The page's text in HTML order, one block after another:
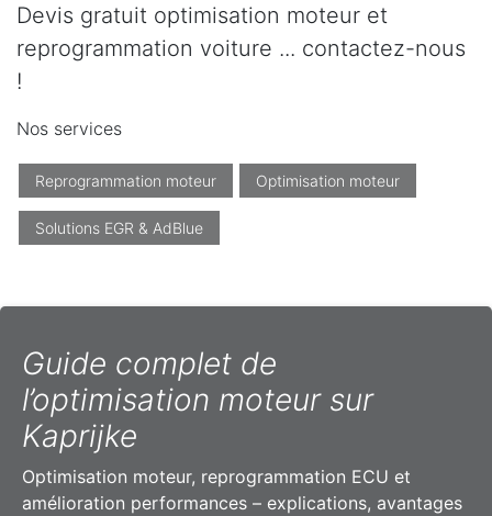
Devis gratuit optimisation moteur et
reprogrammation voiture ... contactez-nous
!
Nos services
Reprogrammation moteur Optimisation moteur
Solutions EGR & AdBlue
Guide complet de
l’optimisation moteur sur
Kaprijke
Optimisation moteur, reprogrammation ECU et
amélioration performances – explications, avantages